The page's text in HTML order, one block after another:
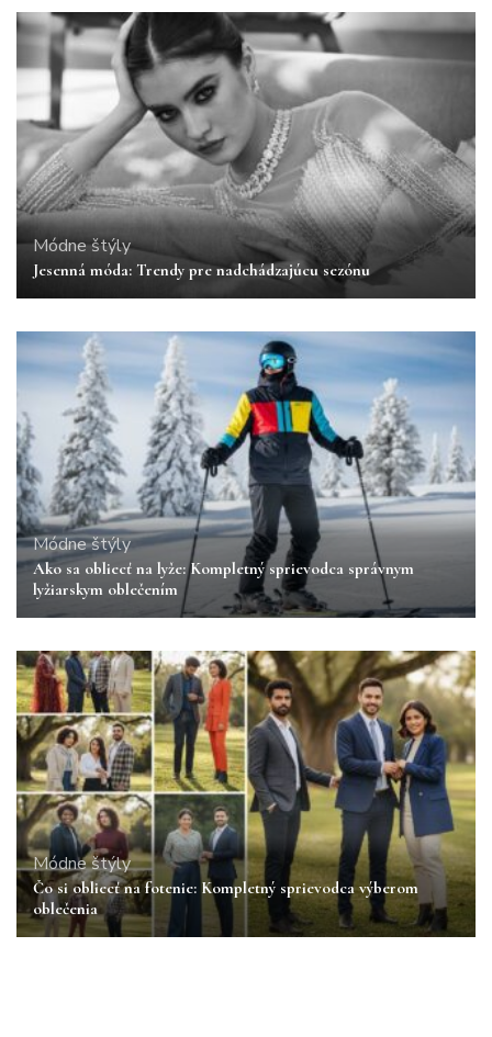
Módne štýly
Jesenná móda: Trendy pre nadchádzajúcu sezónu
Módne štýly
Ako sa obliecť na lyže: Kompletný sprievodca správnym
lyžiarskym oblečením
Módne štýly
Čo si obliecť na fotenie: Kompletný sprievodca výberom
oblečenia